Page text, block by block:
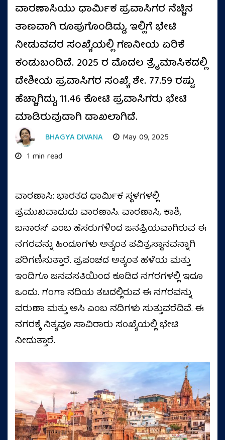
ವಾರಣಾಸಿಯು ಧಾರ್ಮಿಕ ಪ್ರವಾಸಿಗರ ನೆಚ್ಚಿನ
ತಾಣವಾಗಿ ರೂಪುಗೊಂಡಿದ್ದು, ಇಲ್ಲಿಗೆ ಭೇಟಿ
ನೀಡುವವರ ಸಂಖ್ಯೆಯಲ್ಲಿ ಗಣನೀಯ ಏರಿಕೆ
ಕಂಡುಬಂದಿದೆ. 2025 ರ ಮೊದಲ ತ್ರೈಮಾಸಿಕದಲ್ಲಿ
ದೇಶೀಯ ಪ್ರವಾಸಿಗರ ಸಂಖ್ಯೆ ಶೇ. 77.59 ರಷ್ಟು
ಹೆಚ್ಚಾಗಿದ್ದು, 11.46 ಕೋಟಿ ಪ್ರವಾಸಿಗರು ಭೇಟಿ
ಮಾಡಿರುವುದಾಗಿ ದಾಖಲಾಗಿದೆ.
BHAGYA DIVANA
May 09, 2025
1 min read
ವಾರಣಾಸಿ: ಭಾರತದ ಧಾರ್ಮಿಕ ಸ್ಥಳಗಳಲ್ಲಿ
ಪ್ರಮುಖವಾದುದು ವಾರಣಾಸಿ. ವಾರಣಾಸಿ, ಕಾಶಿ,
ಬನಾರಸ್ ಎಂಬ ಹೆಸರುಗಳಿಂದ ಜನಪ್ರಿಯವಾಗಿರುವ ಈ
ನಗರವನ್ನು ಹಿಂದೂಗಳು ಅತ್ಯಂತ ಪವಿತ್ರಸ್ಥಾನವನ್ನಾಗಿ
ಪರಿಗಣಿಸುತ್ತಾರೆ. ಪ್ರಪಂಚದ ಅತ್ಯಂತ ಹಳೆಯ ಮತ್ತು
ಇಂದಿಗೂ ಜನವಸತಿಯಿಂದ ಕೂಡಿದ ನಗರಗಳಲ್ಲಿ ಇದೂ
ಒಂದು. ಗಂಗಾ ನದಿಯ ತಟದಲ್ಲಿರುವ ಈ ನಗರವನ್ನು
ವರುಣಾ ಮತ್ತು ಅಸಿ ಎಂಬ ನದಿಗಳು ಸುತ್ತುವರೆದಿವೆ. ಈ
ನಗರಕ್ಕೆ ನಿತ್ಯವೂ ಸಾವಿರಾರು ಸಂಖ್ಯೆಯಲ್ಲಿ ಭೇಟಿ
ನೀಡುತ್ತಾರೆ.